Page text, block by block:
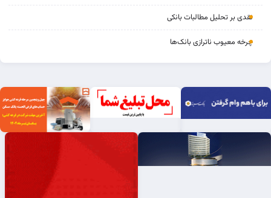
نقدی بر تحلیل مطالبات بانکی
چرخه‌ معیوب ناترازی بانک‌ها